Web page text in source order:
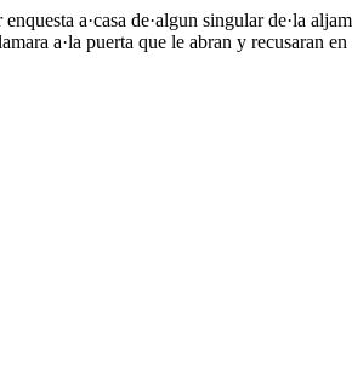
a·casa de·algun singular de·la
a·la puerta que le abran y recusaran